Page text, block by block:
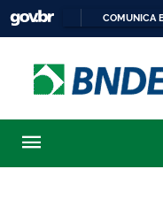
COMUNICA